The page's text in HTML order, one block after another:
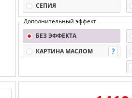
СЕПИЯ
Дополнительный эффект
БЕЗ ЭФФЕКТА
КАРТИНА МАСЛОМ